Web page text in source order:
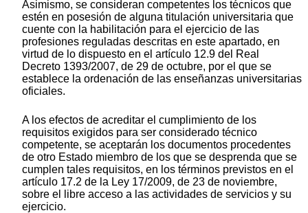
Asimismo, se consideran competentes los técnicos que
estén en posesión de alguna titulación universitaria que
cuente con la habilitación para el ejercicio de las
profesiones reguladas descritas en este apartado, en
virtud de lo dispuesto en el artículo 12.9 del Real
Decreto 1393/2007, de 29 de octubre, por el que se
establece la ordenación de las enseñanzas universitarias
oficiales.
A los efectos de acreditar el cumplimiento de los
requisitos exigidos para ser considerado técnico
competente, se aceptarán los documentos procedentes
de otro Estado miembro de los que se desprenda que se
cumplen tales requisitos, en los términos previstos en el
artículo 17.2 de la Ley 17/2009, de 23 de noviembre,
sobre el libre acceso a las actividades de servicios y su
ejercicio.